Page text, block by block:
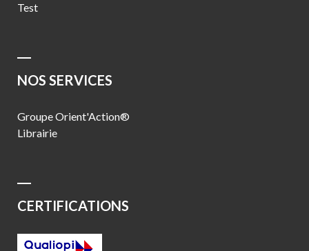
Test
NOS SERVICES
Groupe Orient'Action®
Librairie
CERTIFICATIONS